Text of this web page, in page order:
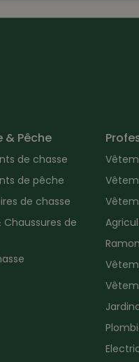
& Pêche
de chasse
de pêche
de chasse
Chaussures de